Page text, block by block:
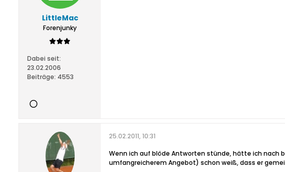
LittleMac
Forenjunky
Dabei seit:
23.02.2006
Beiträge: 4553
25.02.2011, 10:31
Wenn ich auf blöde Antworten stünde, hätte ich nach
umfangreicherem Angebot) schon weiß, dass er